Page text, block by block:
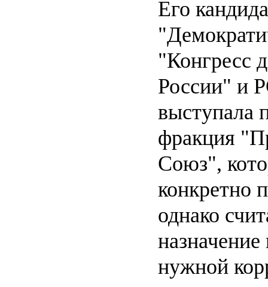
Его
"Конгресс
России" и
выступала
фракция
Союз",
конкретно
однако
назначение
нужной